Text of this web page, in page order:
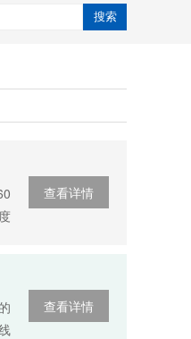
搜索
查看详情
查看详情